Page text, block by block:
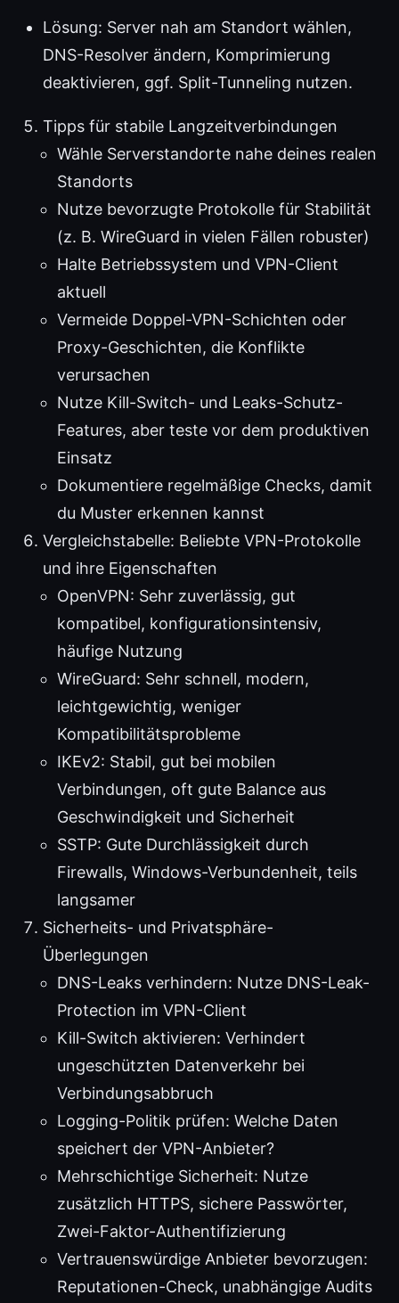
Lösung: Server nah am Standort wählen,
DNS-Resolver ändern, Komprimierung
deaktivieren, ggf. Split-Tunneling nutzen.
Tipps für stabile Langzeitverbindungen
Wähle Serverstandorte nahe deines realen
Standorts
Nutze bevorzugte Protokolle für Stabilität
(z. B. WireGuard in vielen Fällen robuster)
Halte Betriebssystem und VPN-Client
aktuell
Vermeide Doppel-VPN-Schichten oder
Proxy-Geschichten, die Konflikte
verursachen
Nutze Kill-Switch- und Leaks-Schutz-
Features, aber teste vor dem produktiven
Einsatz
Dokumentiere regelmäßige Checks, damit
du Muster erkennen kannst
Vergleichstabelle: Beliebte VPN-Protokolle
und ihre Eigenschaften
OpenVPN: Sehr zuverlässig, gut
kompatibel, konfigurationsintensiv,
häufige Nutzung
WireGuard: Sehr schnell, modern,
leichtgewichtig, weniger
Kompatibilitätsprobleme
IKEv2: Stabil, gut bei mobilen
Verbindungen, oft gute Balance aus
Geschwindigkeit und Sicherheit
SSTP: Gute Durchlässigkeit durch
Firewalls, Windows-Verbundenheit, teils
langsamer
Sicherheits- und Privatsphäre-
Überlegungen
DNS-Leaks verhindern: Nutze DNS-Leak-
Protection im VPN-Client
Kill-Switch aktivieren: Verhindert
ungeschützten Datenverkehr bei
Verbindungsabbruch
Logging-Politik prüfen: Welche Daten
speichert der VPN-Anbieter?
Mehrschichtige Sicherheit: Nutze
zusätzlich HTTPS, sichere Passwörter,
Zwei-Faktor-Authentifizierung
Vertrauenswürdige Anbieter bevorzugen:
Reputationen-Check, unabhängige Audits